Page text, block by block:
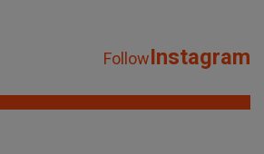
FollowInstagram